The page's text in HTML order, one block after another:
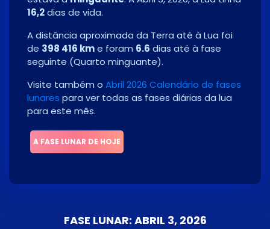
16,2dias de vida.
A distância aproximada da Terra até à Lua foi
de 398 416 kme foram 6.6 dias até à fase
seguinte (Quarto minguante).
Visite também o Abril 2026 Calendário de fases
lunares para ver todas as fases diárias da lua
para este mês.
A FASE LUNAR DE HOJE
FASE LUNAR: ABRIL 3, 2026